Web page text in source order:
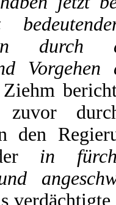
durch
Vorgehen
den
in